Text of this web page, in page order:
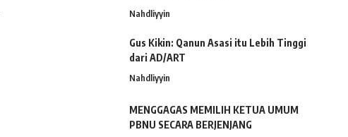
Nahdliyyin
Gus Kikin: Qanun Asasi itu Lebih Tinggi
dari AD/ART
Nahdliyyin
MENGGAGAS MEMILIH KETUA UMUM
PBNU SECARA BERJENJANG